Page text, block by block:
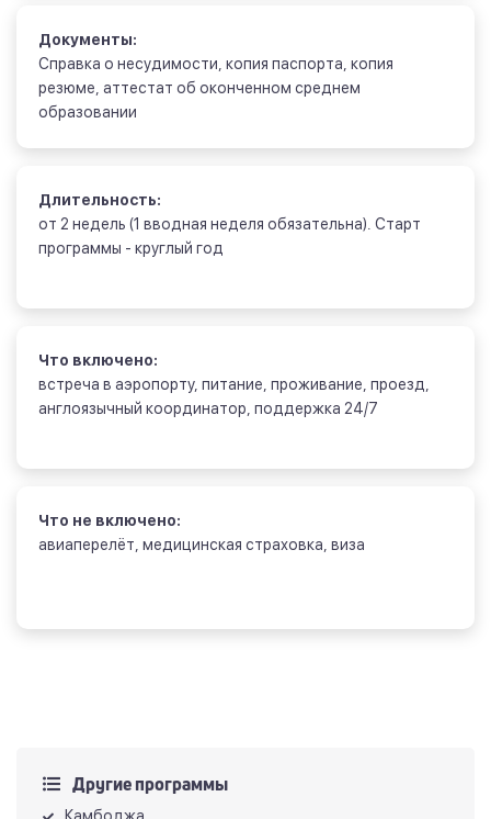
Другие программы
Документы:
Справка о несудимости, копия паспорта, копия
резюме, аттестат об оконченном среднем
образовании
Длительность:
от 2 недель (1 вводная неделя обязательна). Старт
программы - круглый год
Что включено:
встреча в аэропорту, питание, проживание, проезд,
англоязычный координатор, поддержка 24/7
Что не включено:
авиаперелёт, медицинская страховка, виза